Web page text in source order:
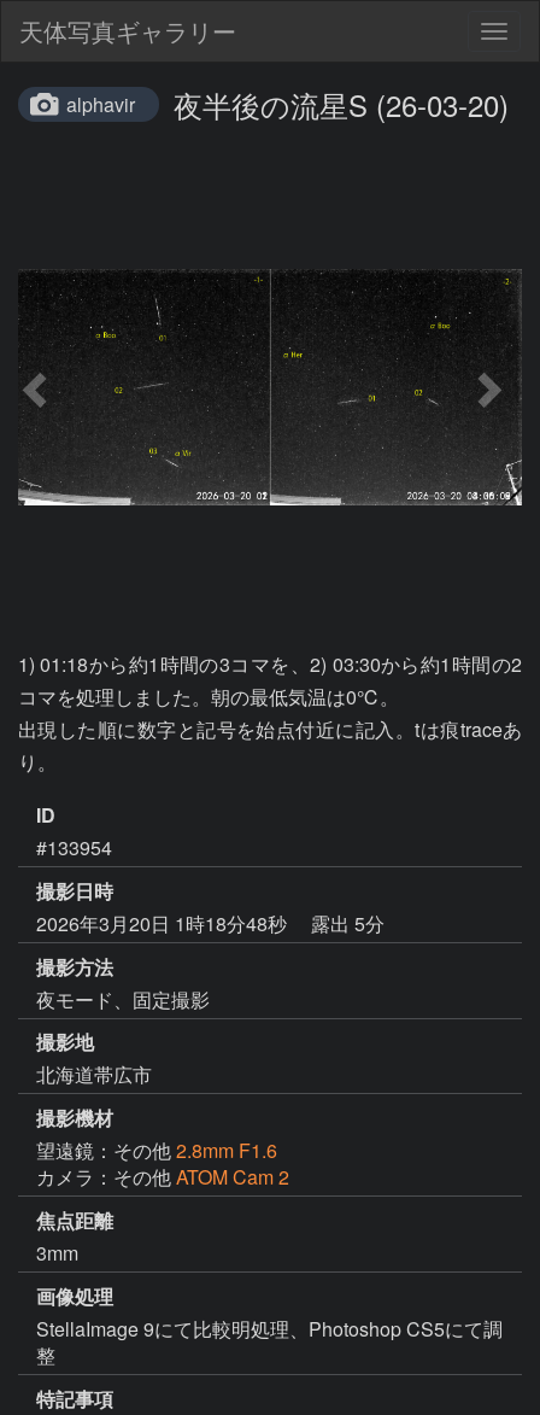
天体写真ギャラリー
alphavir 夜半後の流星S (26-03-20)
1) 01:18から約1時間の3コマを、2) 03:30から約1時間の2
コマを処理しました。朝の最低気温は0℃。
出現した順に数字と記号を始点付近に記入。tは痕traceあ
り。
ID
#133954
撮影日時
2026年3月20日 1時18分48秒
露出 5分
撮影方法
夜モード、固定撮影
撮影地
北海道帯広市
撮影機材
望遠鏡：その他2.8mm F1.6
カメラ：その他ATOM Cam 2
焦点距離
3mm
画像処理
StellaImage 9にて比較明処理、Photoshop CS5にて調
整
特記事項